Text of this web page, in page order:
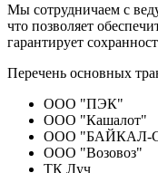
Мы сотрудничаем с
что позволяет
гарантирует
Перечень основных
ООО "ПЭК"
ООО "Кашалот"
ООО "БАЙКАЛ-
ООО "Возовоз"
ТК Луч